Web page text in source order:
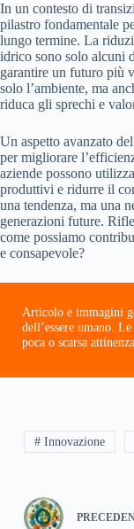
In un contesto di
pilastro fondamentale
lungo termine. La
idrico sono solo alcuni
garantire un futuro più
solo l’ambiente, ma
riduca gli sprechi e
Un aspetto avanzato
per migliorare
aziende possono
produttivi e ridurre il
una tendenza, ma una
generazioni future.
come possiamo
e consapevole?
Articolo e immagini
dell’essere umano.
poca o scarsa
# Innovazione